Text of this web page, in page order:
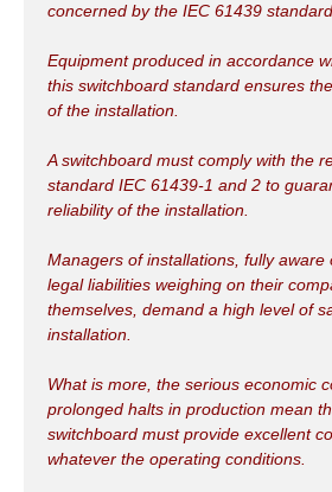
concerned by the IEC 61439 standard.
Equipment produced in accordance
this switchboard standard ensures
of the installation.
A switchboard must comply with the
standard IEC 61439-1 and 2 to
reliability of the installation.
Managers of installations, fully
legal liabilities weighing on their
themselves, demand a high level of
installation.
What is more, the serious economic
prolonged halts in production mean
switchboard must provide excellent
whatever the operating conditions.